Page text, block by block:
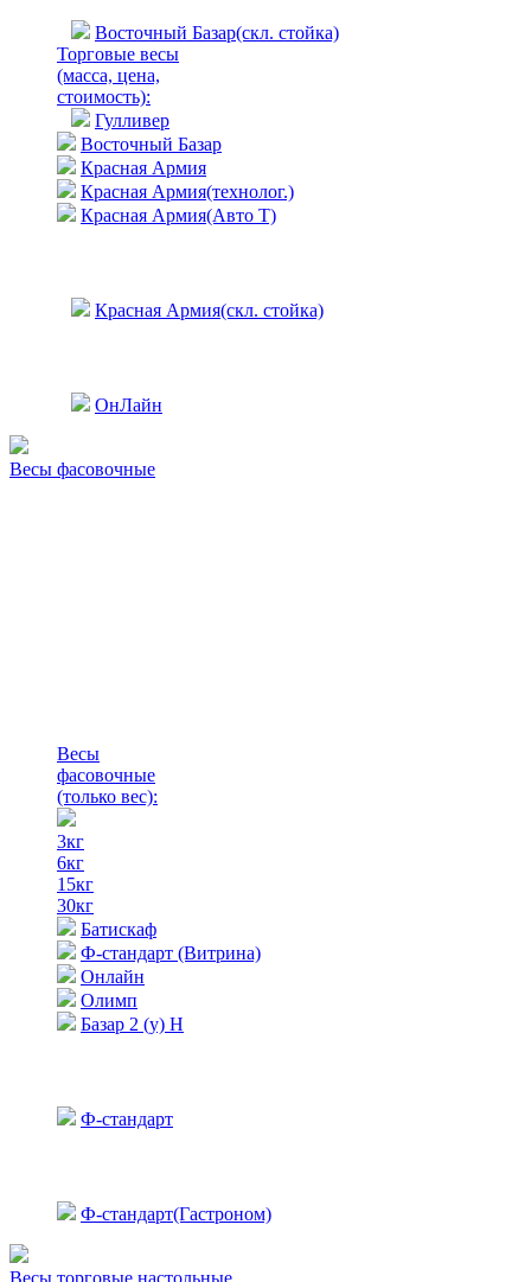
Восточный Базар(скл. стойка)
Торговые весы
(масса, цена,
стоимость):
Гулливер
Восточный Базар
Красная Армия
Красная Армия(технолог.)
Красная Армия(Авто Т)
Красная Армия(скл. стойка)
ОнЛайн
Весы фасовочные
Весы
фасовочные
(только вес):
3кг
6кг
15кг
30кг
Батискаф
Ф-стандарт (Витрина)
Онлайн
Олимп
Базар 2 (у) Н
Ф-стандарт
Ф-стандарт(Гастроном)
Весы торговые настольные